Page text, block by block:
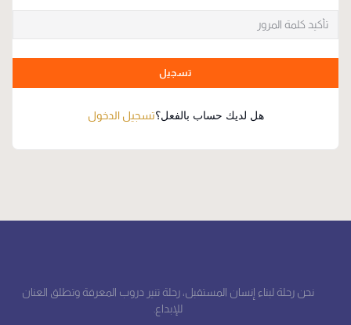
تسجيل
هل لديك حساب بالفعل؟تسجيل الدخول
نحن رحلة لبناء إنسان المستقبل، رحلة تنير دروب المعرفة وتطلق العنان
للإبداع.